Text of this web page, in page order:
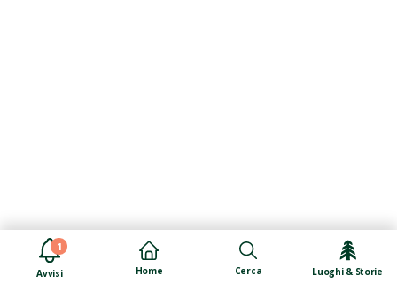
1
Avvisi Home Cerca Luoghi & Storie